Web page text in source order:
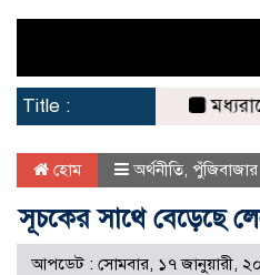
Title :
মধ্যরাতে
হোম অর্থনীতি পুঁজিবাজার
সূচকের সাথে বেড়েছে
আপডেট : সোমবার, ১৭ জানুয়ারী,